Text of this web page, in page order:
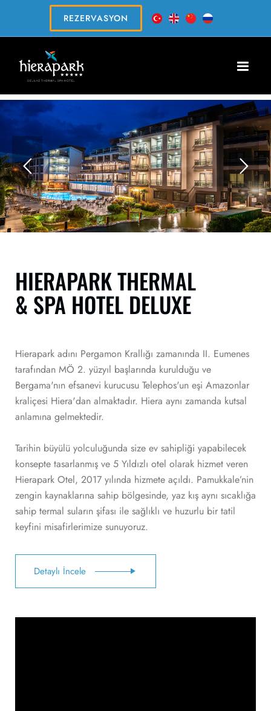
REZERVASYON
HIERAPARK THERMAL
& SPA HOTEL DELUXE
Hierapark adını Pergamon Krallığı zamanında II. Eumenes
tarafından MÖ 2. yüzyıl başlarında kurulduğu ve
Bergama'nın efsanevi kurucusu Telephos'un eşi Amazonlar
kraliçesi Hiera'dan almaktadır. Hiera aynı zamanda kutsal
anlamına gelmektedir.
Tarihin büyülü yolculuğunda size ev sahipliği yapabilecek
konsepte tasarlanmış ve 5 Yıldızlı otel olarak hizmet veren
Hierapark Otel, 2017 yılında hizmete açıldı. Pamukkale’nin
zengin kaynaklarına sahip bölgesinde, yaz kış aynı sıcaklığa
sahip termal suların şifası ile sağlıklı ve huzurlu bir tatil
keyfini misafirlerimize sunuyoruz.
Detaylı İncele